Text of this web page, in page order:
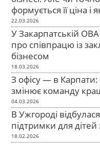
формується її ціна
22.03.2026
У Закарпатській
про співпрацю із
бізнесом
18.03.2026
З офісу — в
змінює команду
04.03.2026
В Ужгороді
підтримки для
18.02.2026